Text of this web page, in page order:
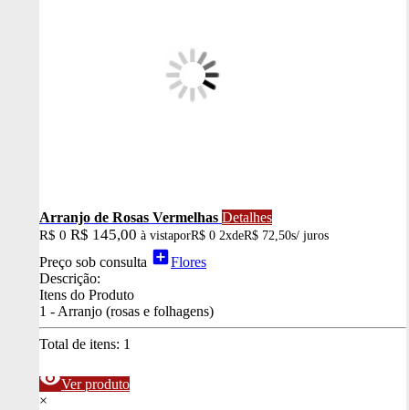
Arranjo de Rosas Vermelhas Detalhes
R$ 0 R$ 145,00 à vistaporR$ 0 2xdeR$ 72,50s/ juros
Preço sob consulta add_boxFlores
Descrição:
Itens do Produto
1 - Arranjo (rosas e folhagens)
Total de itens: 1
visibilityVer produto
×